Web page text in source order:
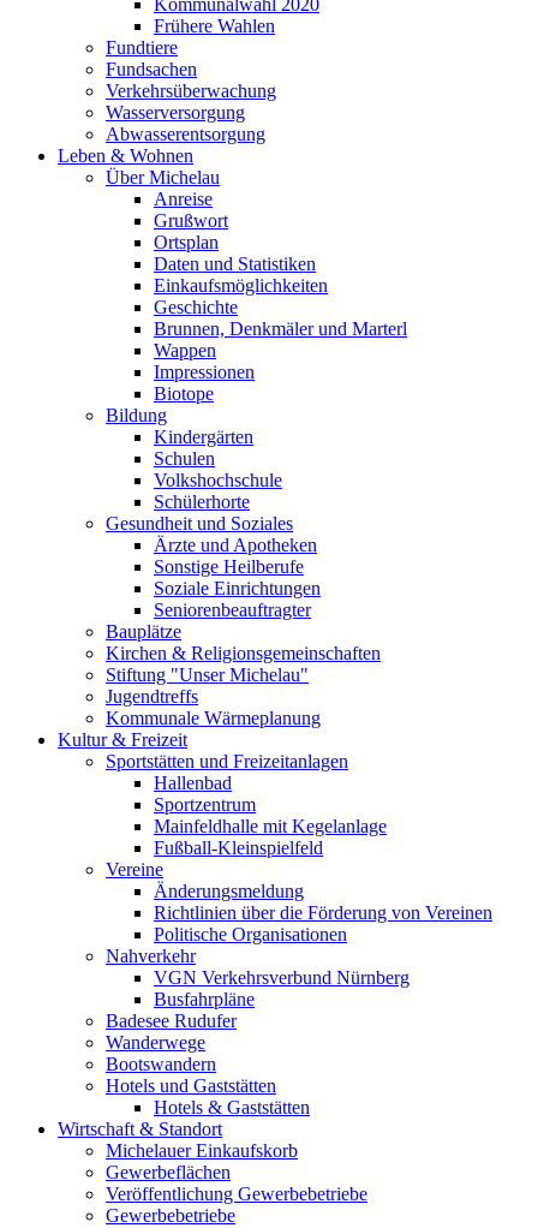
Kommunalwahl 2020
Frühere Wahlen
Fundtiere
Fundsachen
Verkehrsüberwachung
Wasserversorgung
Abwasserentsorgung
Leben & Wohnen
Über Michelau
Anreise
Grußwort
Ortsplan
Daten und Statistiken
Einkaufsmöglichkeiten
Geschichte
Brunnen, Denkmäler und Marterl
Wappen
Impressionen
Biotope
Bildung
Kindergärten
Schulen
Volkshochschule
Schülerhorte
Gesundheit und Soziales
Ärzte und Apotheken
Sonstige Heilberufe
Soziale Einrichtungen
Seniorenbeauftragter
Bauplätze
Kirchen & Religionsgemeinschaften
Stiftung "Unser Michelau"
Jugendtreffs
Kommunale Wärmeplanung
Kultur & Freizeit
Sportstätten und Freizeitanlagen
Hallenbad
Sportzentrum
Mainfeldhalle mit Kegelanlage
Fußball-Kleinspielfeld
Vereine
Änderungsmeldung
Richtlinien über die Förderung von Vereinen
Politische Organisationen
Nahverkehr
VGN Verkehrsverbund Nürnberg
Busfahrpläne
Badesee Rudufer
Wanderwege
Bootswandern
Hotels und Gaststätten
Hotels & Gaststätten
Wirtschaft & Standort
Michelauer Einkaufskorb
Gewerbeflächen
Veröffentlichung Gewerbebetriebe
Gewerbebetriebe